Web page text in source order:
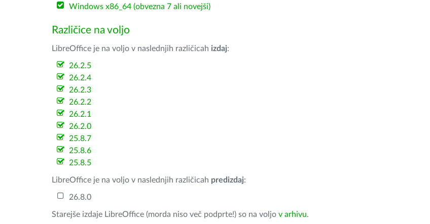
Windows x86_64 (obvezna 7 ali novejši)
Različice na voljo
LibreOffice je na voljo v naslednjih različicah izdaj:
26.2.5
26.2.4
26.2.3
26.2.2
26.2.1
26.2.0
25.8.7
25.8.6
25.8.5
LibreOffice je na voljo v naslednjih različicah predizdaj:
26.8.0
Starejše izdaje LibreOffice (morda niso več podprte!) so na voljo v arhivu.